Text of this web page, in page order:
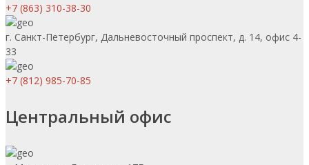
+7 (863) 310-38-30
г. Санкт-Петербург, Дальневосточный проспект, д. 14, офис 4-
33
+7 (812) 985-70-85
Центральный офис